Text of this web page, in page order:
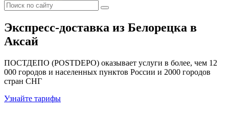
Экспресс-доставка из Белорецка в
Аксай
ПОСТДЕПО (POSTDEPO) оказывает услуги в более, чем 12
000 городов и населенных пунктов России и 2000 городов
стран СНГ
Узнайте тарифы